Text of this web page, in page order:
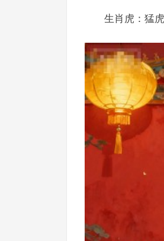
生肖虎：猛